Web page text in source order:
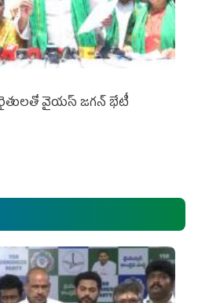
వైయస్ జగన్ భేటీ